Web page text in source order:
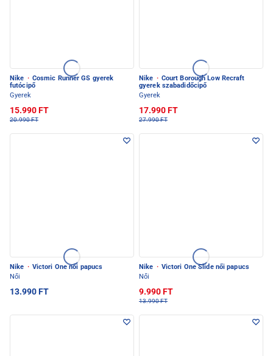
Nike · Cosmic Runner GS gyerek
futócipő
Gyerek
15.990 FT
20.990 FT
Nike · Court Borough Low Recraft
gyerek szabadidőcipő
Gyerek
17.990 FT
27.990 FT
Nike · Victori One női papucs
Női
13.990 FT
Nike · Victori One Slide női papucs
Női
9.990 FT
13.990 FT